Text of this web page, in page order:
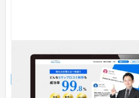
Gmap口コミを最適化する、MEO
「Max Value」様
ランディングページ IT・Webサービス 〜